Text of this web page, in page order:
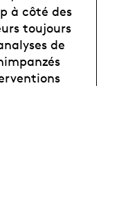
à côté des
toujours
de